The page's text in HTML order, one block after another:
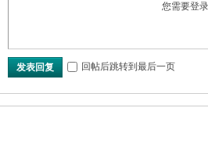
您需要登
发表回复 回帖后跳转到最后一页